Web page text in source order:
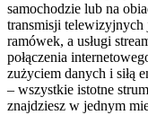
samochodzie lub na
transmisji
ramówek, a usługi
połączenia
zużyciem danych i siłą
– wszystkie istotne
znajdziesz w jednym